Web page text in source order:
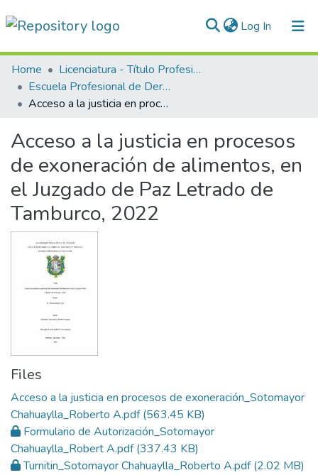
Log In (current)
Communities & Collections
All of DSpace
Normativas
Home
Licenciatura - Título Profesional
Escuela Profesional de Derecho
Acceso a la justicia en procesos de exoneración de alimentos, en el Juzgado de Paz Letrado de Tamburco, 2022
Acceso a la justicia en procesos
de exoneración de alimentos, en
el Juzgado de Paz Letrado de
Tamburco, 2022
Files
Acceso a la justicia en procesos de exoneración_Sotomayor
Chahuaylla_Roberto A.pdf(563.45 KB)
Formulario de Autorización_Sotomayor
Chahuaylla_Robert A.pdf(337.43 KB)
Turnitin_Sotomayor Chahuaylla_Roberto A.pdf(2.02 MB)